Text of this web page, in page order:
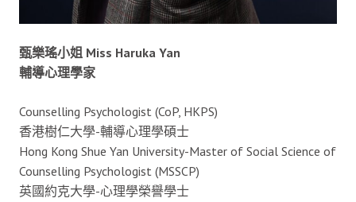
甄樂瑤小姐 Miss Haruka Yan
輔導心理學家
Counselling Psychologist (CoP, HKPS)
香港樹仁大學-輔導心理學碩士
Hong Kong Shue Yan University-Master of Social Science of
Counselling Psychologist (MSSCP)
英國約克大學-心理學榮譽學士